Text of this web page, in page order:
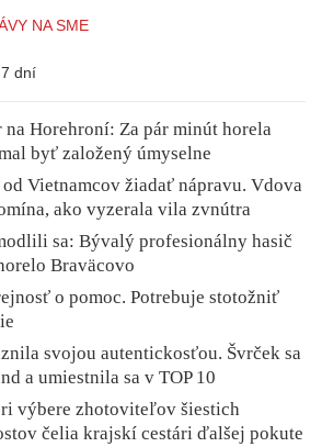
NA SME
7 dní
Horehroní: Za pár minút horela
byť založený úmyselne
Vietnamcov žiadať nápravu. Vdova
ako vyzerala vila zvnútra
sa: Bývalý profesionálny hasič
Braväcovo
o pomoc. Potrebuje stotožniť
svojou autentickosťou. Švrček sa
a umiestnila sa v TOP 10
výbere zhotoviteľov šiestich
čelia krajskí cestári ďalšej pokute